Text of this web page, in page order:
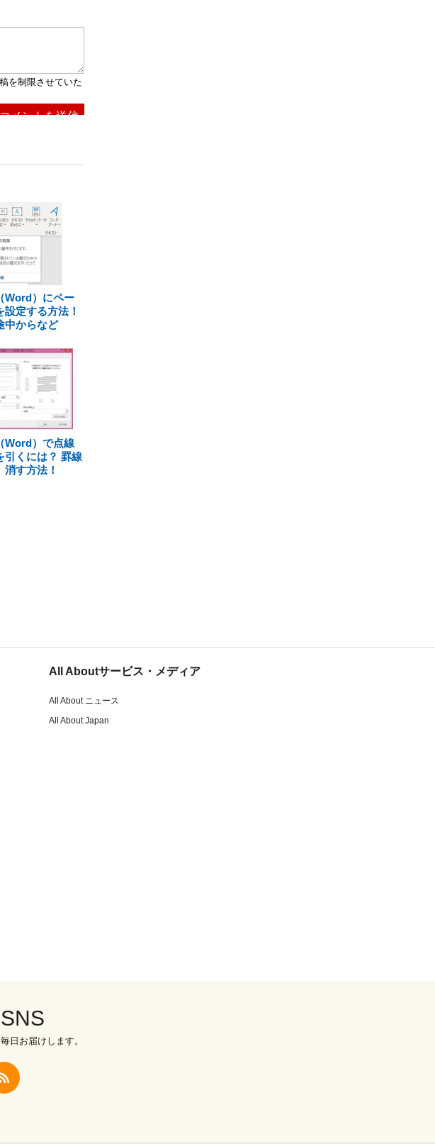
Word）にペー
設定する方法！
中からなど
Word）で点線
引くには？ 罫線
消す方法！
All Aboutサービス・メディア
All About ニュース
All About Japan
日お届けします。